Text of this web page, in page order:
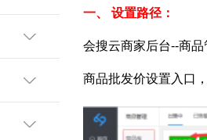
一、 设置路径：
会搜云商家后台--商
商品批发价设置入口